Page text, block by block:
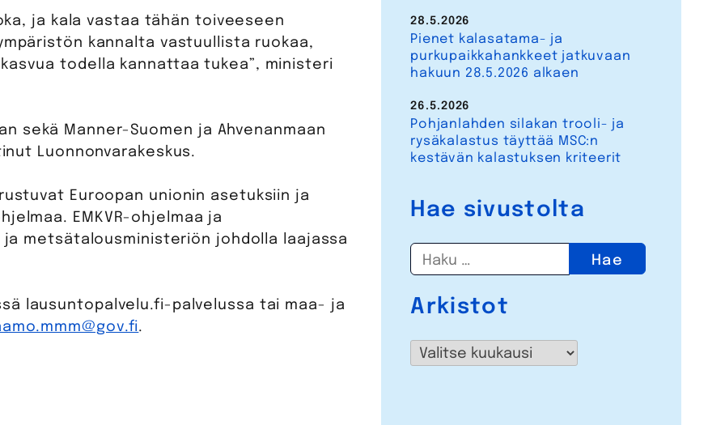
ja kala vastaa tähän toiveeseen
kannalta vastuullista ruokaa,
todella kannattaa tukea”, ministeri
sekä Manner-Suomen ja Ahvenanmaan
Luonnonvarakeskus.
Euroopan unionin asetuksiin ja
EMKVR-ohjelmaa ja
metsätalousministeriön johdolla laajassa
lausuntopalvelu.fi-palvelussa tai maa- ja
.
Pienet kalasatama- ja
purkupaikkahankkeet jatkuvaan
hakuun 28.5.2026 alkaen
28.5.2026
Pohjanlahden silakan trooli- ja
rysäkalastus täyttää MSC:n
kestävän kalastuksen kriteerit
26.5.2026
Hae sivustolta
Haku:
Arkistot
Arkistot